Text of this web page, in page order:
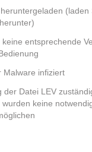
entsprechende
Malware infiziert
Datei LEV
keine